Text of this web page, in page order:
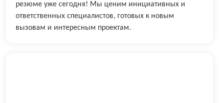
резюме уже сегодня! Мы ценим инициативных и
ответственных специалистов, готовых к новым
вызовам и интересным проектам.